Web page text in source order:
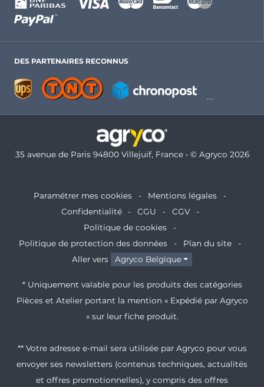
DES PARTENAIRES RECONNUS
35 avenue de Paris 94800 Villejuif, France • © Agryco 2026
Paramétrer mes cookies
Mentions légales
Confidentialité
CGU
CGV
Politique de cookies
Politique de protection des données
Plan du site
Aller vers
Agryco Belgique
* Uniquement valable pour les produits des catégories
Pièces et Atelier portant la mention « Expédié par Agryco
» sur leur fiche produit.
** Votre adresse e-mail sera utilisée par Agryco pour vous
envoyer ses newsletters (contenus techniques, actualités
et offres promotionnelles), y compris des offres